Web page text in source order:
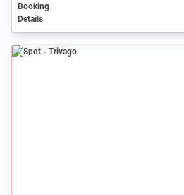
Booking
Details
Spot